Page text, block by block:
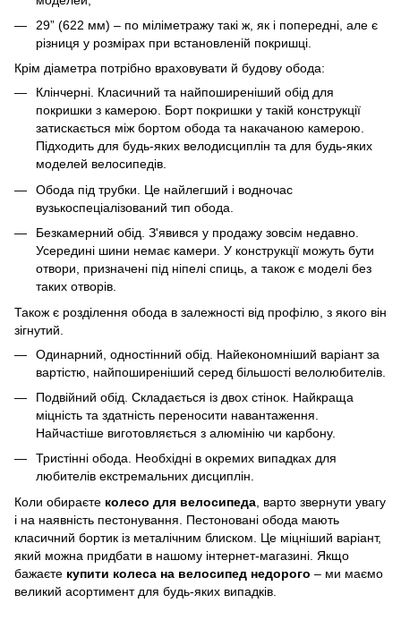
29” (622 мм) – по міліметражу такі ж, як і попередні, але є
різниця у розмірах при встановленій покришці.
Крім діаметра потрібно враховувати й будову обода:
Клінчерні. Класичний та найпоширеніший обід для
покришки з камерою. Борт покришки у такій конструкції
затискається між бортом обода та накачаною камерою.
Підходить для будь-яких велодисциплін та для будь-яких
моделей велосипедів.
Обода під трубки. Це найлегший і водночас
вузькоспеціалізований тип обода.
Безкамерний обід. З'явився у продажу зовсім недавно.
Усередині шини немає камери. У конструкції можуть бути
отвори, призначені під ніпелі спиць, а також є моделі без
таких отворів.
Також є розділення обода в залежності від профілю, з якого він
зігнутий.
Одинарний, одностінний обід. Найекономніший варіант за
вартістю, найпоширеніший серед більшості велолюбителів.
Подвійний обід. Складається із двох стінок. Найкраща
міцність та здатність переносити навантаження.
Найчастіше виготовляється з алюмінію чи карбону.
Тристінні обода. Необхідні в окремих випадках для
любителів екстремальних дисциплін.
Коли обираєте колесо для велосипеда , варто звернути увагу
і на наявність пестонування. Пестоновані обода мають
класичний бортик із металічним блиском. Це міцніший варіант,
який можна придбати в нашому інтернет-магазині. Якщо
бажаєте купити колеса на велосипед недорого – ми маємо
великий асортимент для будь-яких випадків.